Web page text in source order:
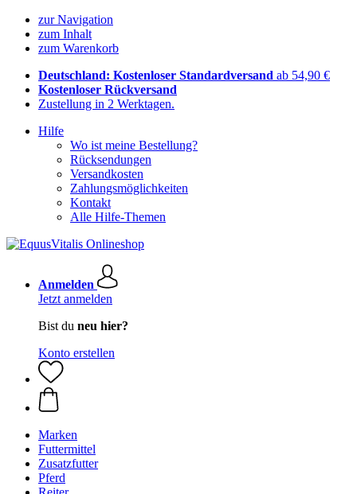
zur Navigation
zum Inhalt
zum Warenkorb
Deutschland: Kostenloser Standardversand ab 54,90 €
Kostenloser Rückversand
Zustellung in 2 Werktagen.
Hilfe
Wo ist meine Bestellung?
Rücksendungen
Versandkosten
Zahlungsmöglichkeiten
Kontakt
Alle Hilfe-Themen
Anmelden
Jetzt anmelden
Bist du neu hier?
Konto erstellen
Marken
Futtermittel
Zusatzfutter
Pferd